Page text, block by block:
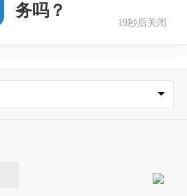
务吗？
19秒后关闭